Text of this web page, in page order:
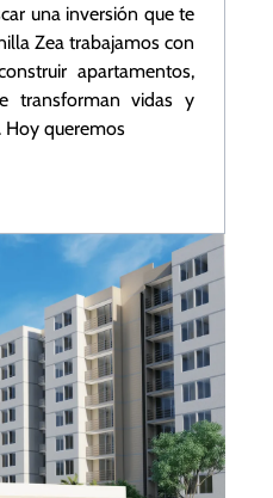
una inversión que te
Zea trabajamos con
apartamentos,
transforman vidas y
Hoy queremos